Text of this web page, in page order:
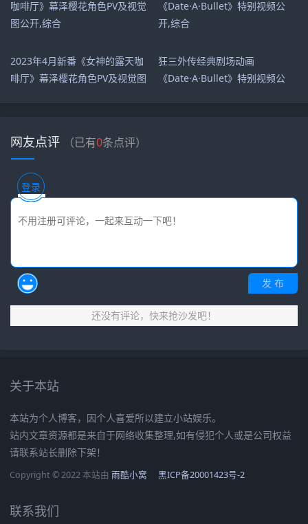
2023年4月新番《女神的露天咖
啡厅》幕泽樱花角色PV及视觉图
狂三外传经典剧场动画
《Date·A·Bullet》特别视频公
网友点评 （已有0条点评）
登录
发 布
还没有评论，快来抢沙发吧！
关于本站
本站为个人博客，因个人喜爱所以建立小站娱乐。
站内文章资源都是来自于网络收集整理,如有侵犯个人或是公司权益
请联系站长删除下架！
Copyright © 2022 本站由 雨酷小窝 黑ICP备20001423号-2
联系我们